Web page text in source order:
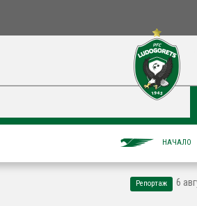
НАЧАЛО
Репортаж 6